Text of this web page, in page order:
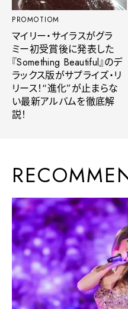
PROMOTIOM
マイリー・サイラスがグラ
ミー初受賞後に発表した
『Something Beautiful』のデ
ラックス版がサプライズ・リ
リース！“進化”が止まらな
い最新アルバムを徹底解
説！